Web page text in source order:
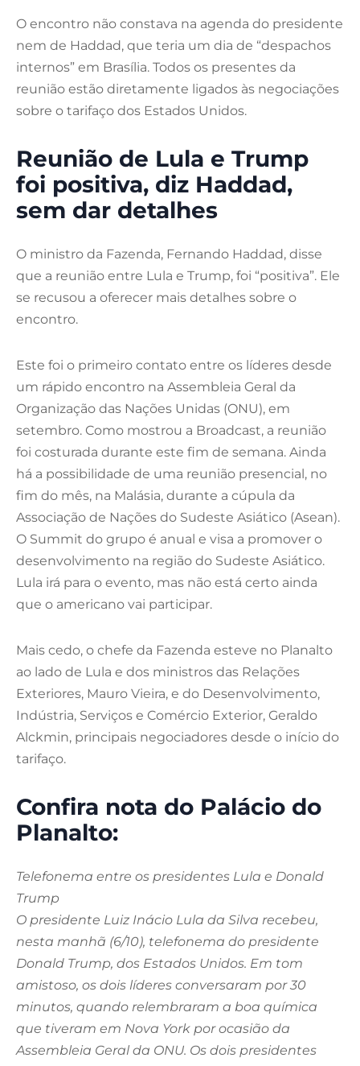
O encontro não constava na agenda do presidente
nem de Haddad, que teria um dia de “despachos
internos” em Brasília. Todos os presentes da
reunião estão diretamente ligados às negociações
sobre o tarifaço dos Estados Unidos.
Reunião de Lula e Trump
foi positiva, diz Haddad,
sem dar detalhes
O ministro da Fazenda, Fernando Haddad, disse
que a reunião entre Lula e Trump, foi “positiva”. Ele
se recusou a oferecer mais detalhes sobre o
encontro.
Este foi o primeiro contato entre os líderes desde
um rápido encontro na Assembleia Geral da
Organização das Nações Unidas (ONU), em
setembro. Como mostrou a Broadcast, a reunião
foi costurada durante este fim de semana. Ainda
há a possibilidade de uma reunião presencial, no
fim do mês, na Malásia, durante a cúpula da
Associação de Nações do Sudeste Asiático (Asean).
O Summit do grupo é anual e visa a promover o
desenvolvimento na região do Sudeste Asiático.
Lula irá para o evento, mas não está certo ainda
que o americano vai participar.
Mais cedo, o chefe da Fazenda esteve no Planalto
ao lado de Lula e dos ministros das Relações
Exteriores, Mauro Vieira, e do Desenvolvimento,
Indústria, Serviços e Comércio Exterior, Geraldo
Alckmin, principais negociadores desde o início do
tarifaço.
Confira nota do Palácio do
Planalto:
Telefonema entre os presidentes Lula e Donald
Trump
O presidente Luiz Inácio Lula da Silva recebeu,
nesta manhã (6/10), telefonema do presidente
Donald Trump, dos Estados Unidos. Em tom
amistoso, os dois líderes conversaram por 30
minutos, quando relembraram a boa química
que tiveram em Nova York por ocasião da
Assembleia Geral da ONU. Os dois presidentes